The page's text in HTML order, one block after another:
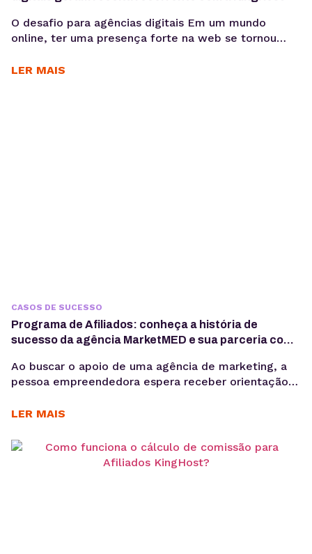
O desafio para agências digitais Em um mundo
online, ter uma presença forte na web se tornou
mais agências digitais adotam a Revenda de
LER MAIS
CASOS DE SUCESSO
Programa de Afiliados: conheça a história de
sucesso da agência MarketMED e sua parceria com
Ao buscar o apoio de uma agência de marketing, a
pessoa empreendedora espera receber orientação
“O cliente, quando chega, sabe muito pouco sobre o
ele”, explica Nori Carneiro, CEO na MarketMED –
primeira empresa em marketing médico do...
LER MAIS